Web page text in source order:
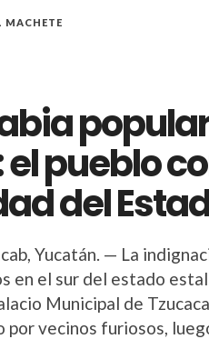
MACHETE
pueblo
del
Yucatán. — La
en el sur del estado
Municipal de
por vecinos furiosos,